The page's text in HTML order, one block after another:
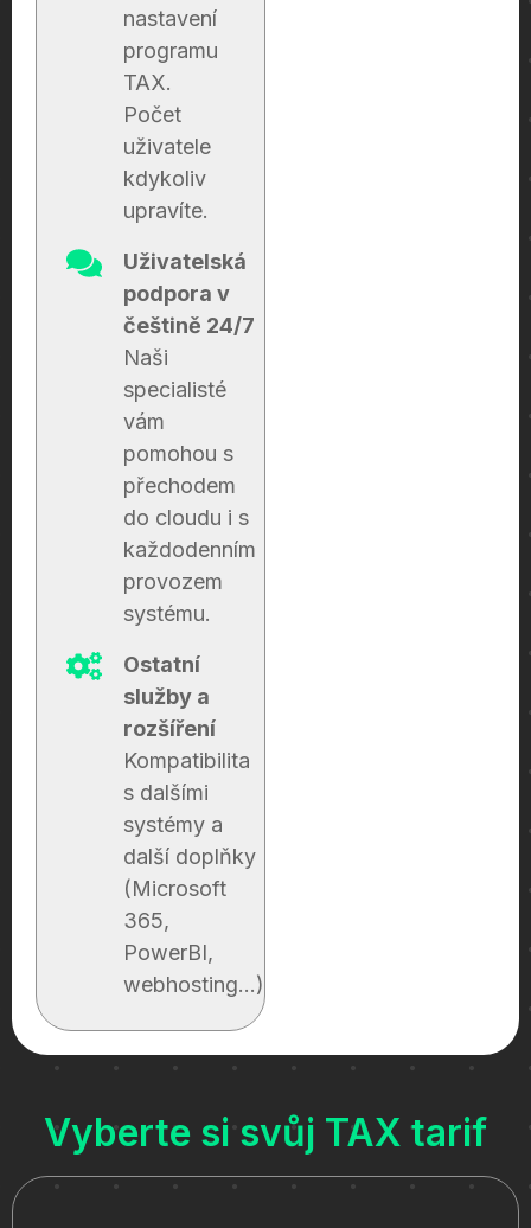
nastavení
programu
TAX.
Počet
uživatele
kdykoliv
upravíte.
Uživatelská
podpora v
češtině 24/7
Naši
specialisté
vám
pomohou s
přechodem
do cloudu i s
každodenním
provozem
systému.
Ostatní
služby a
rozšíření
Kompatibilita
s dalšími
systémy a
další doplňky
(Microsoft
365,
PowerBI,
webhosting...)
Vyberte si svůj TAX tarif